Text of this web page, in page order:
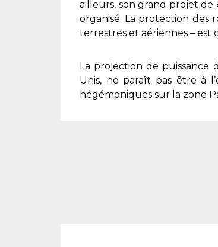
ailleurs, son grand projet de
organisé. La protection des
terrestres et aériennes – est
La projection de puissance
Unis, ne paraît pas être à
hégémoniques sur la zone